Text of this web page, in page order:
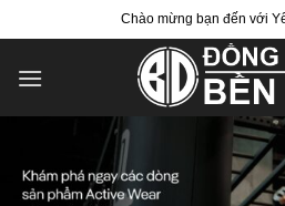
qua
nội
Chào mừng bạn đến với